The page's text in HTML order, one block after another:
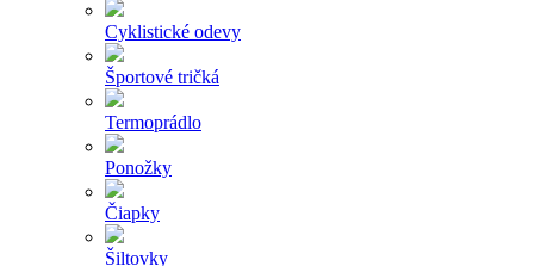
Cyklistické odevy
Športové tričká
Termoprádlo
Ponožky
Čiapky
Šiltovky